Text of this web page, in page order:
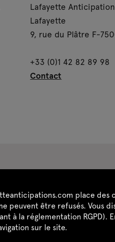
place des
peuvent être refusés. Vous
à la réglementation RGPD).
sur le site.
Lafayette
Lafayette
9, rue du Plâtre F-
+33 (0)1 42 82 89 98
Contact
légales Politique de